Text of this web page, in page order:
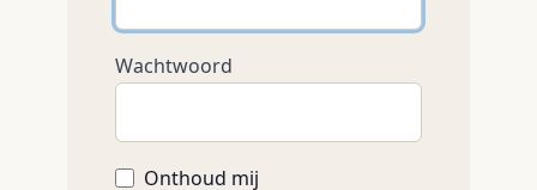
Wachtwoord
Onthoud mij